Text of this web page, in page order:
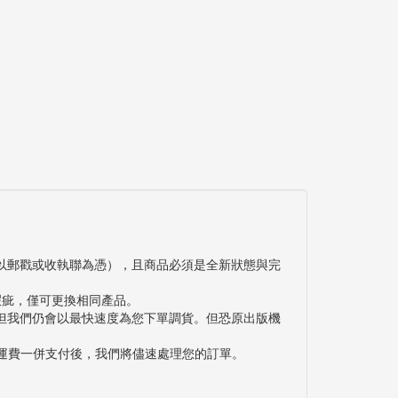
戳或收執聯為憑），且商品必須是全新狀態與完
，僅可更換相同產品。
們仍會以最快速度為您下單調貨。但恐原出版機
一併支付後，我們將儘速處理您的訂單。